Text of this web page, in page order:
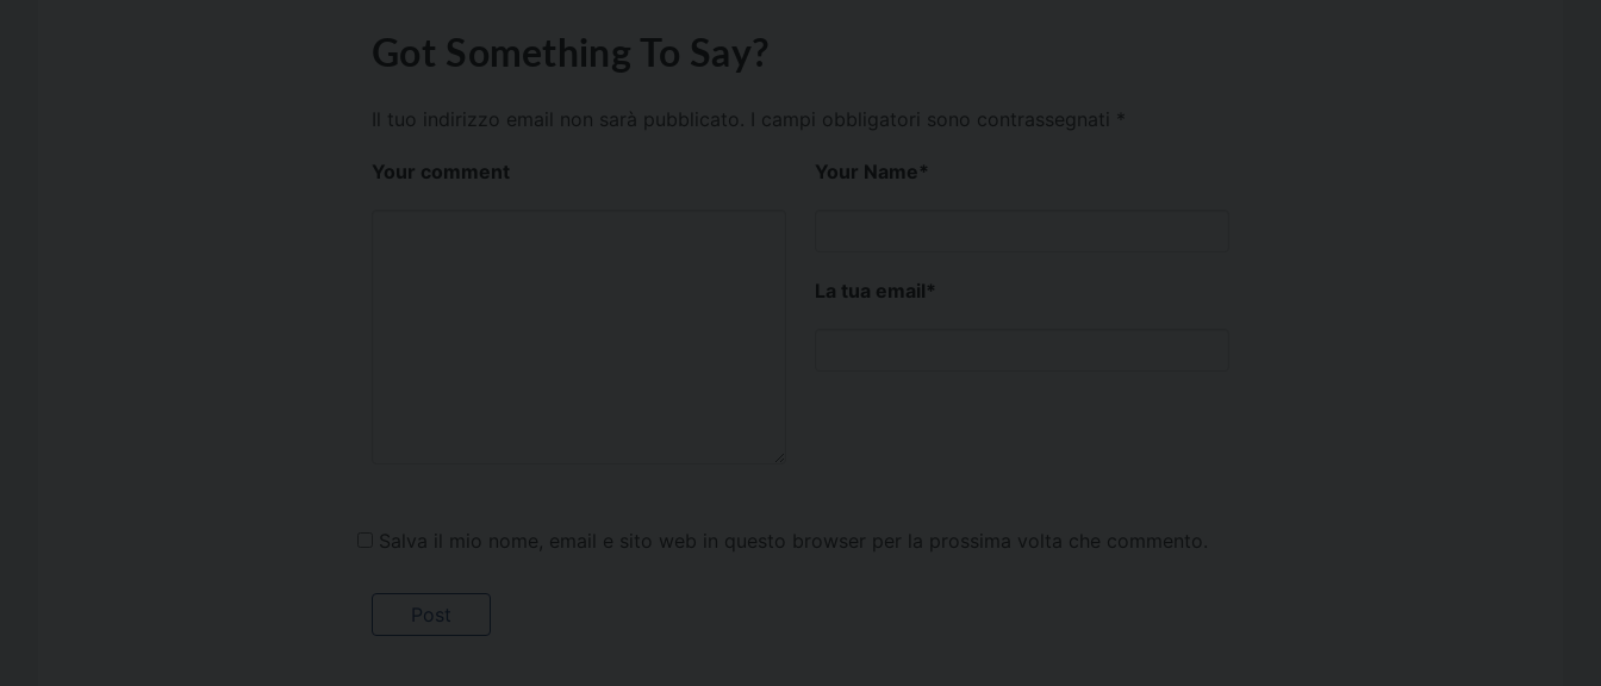
Got Something To Say?
Il tuo indirizzo email non sarà pubblicato. I campi obbligatori sono contrassegnati *
Your comment Your Name*
La tua email*
Salva il mio nome, email e sito web in questo browser per la prossima volta che commento.